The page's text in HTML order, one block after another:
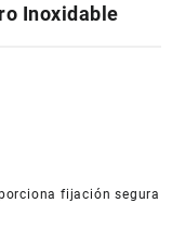
Inoxidable
fijación segura